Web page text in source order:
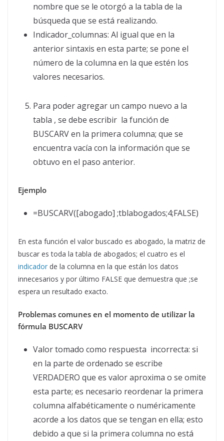
nombre que se le otorgó a la tabla de la
búsqueda que se está realizando.
Indicador_columnas: Al igual que en la
anterior sintaxis en esta parte; se pone el
número de la columna en la que estén los
valores necesarios.
Para poder agregar un campo nuevo a la
tabla , se debe escribir la función de
BUSCARV en la primera columna; que se
encuentra vacía con la información que se
obtuvo en el paso anterior.
Ejemplo
=BUSCARV([abogado] ;tblabogados;4;FALSE)
En esta función el valor buscado es abogado, la matriz de
buscar es toda la tabla de abogados; el cuatro es el
indicador de la columna en la que están los datos
innecesarios y por último FALSE que demuestra que ;se
espera un resultado exacto.
Problemas comunes en el momento de utilizar la
fórmula BUSCARV
Valor tomado como respuesta incorrecta: si
en la parte de ordenado se escribe
VERDADERO que es valor aproxima o se omite
esta parte; es necesario reordenar la primera
columna alfabéticamente o numéricamente
acorde a los datos que se tengan en ella; esto
debido a que si la primera columna no está